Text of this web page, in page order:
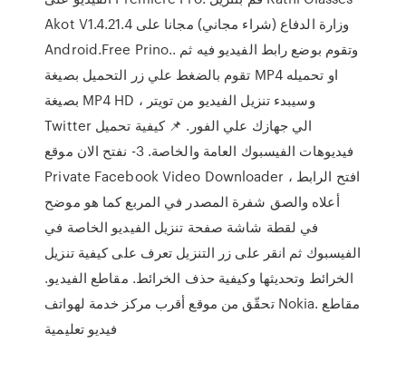
Akot V1.4.21.4 وزارة الدفاع (شراء مجاني) مجانا على
Android.Free Prino.. وتقوم بوضع رابط الفيديو فيه ثم
تقوم بالضغط علي زر التحميل بصيغة MP4 او تحميله
بصيغة MP4 HD ، وسيبدء تنزيل الفيديو من تويتر
Twitter الي جهازك علي الفور. 📌 كيفية تحميل
فيديوهات الفيسبوك العامة والخاصة. 3- نفتح الان موقع
Private Facebook Video Downloader ، افتح الرابط
أعلاه والصق شفرة المصدر في المربع كما هو موضح
في لقطة شاشة صفحة تنزيل الفيديو الخاصة في
الفيسبوك ثم انقر على زر التنزيل تعرف على كيفية تنزيل
الخرائط وتحديثها وكيفية حذف الخرائط. مقاطع الفيديو.
تحقّق من موقع أقرب مركز خدمة لهواتف Nokia. مقاطع
فيديو تعليمية